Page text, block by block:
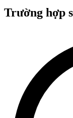
Trường hợp